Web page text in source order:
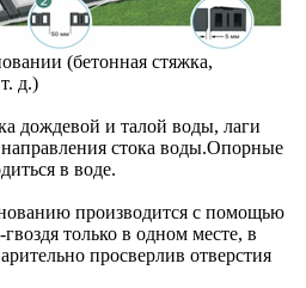
(бетонная стяжка,
д.)
дождевой и талой воды, лаги
стока воды.Опорные
в воде.
производится с помощью
только в одном месте, в
просверлив отверстия